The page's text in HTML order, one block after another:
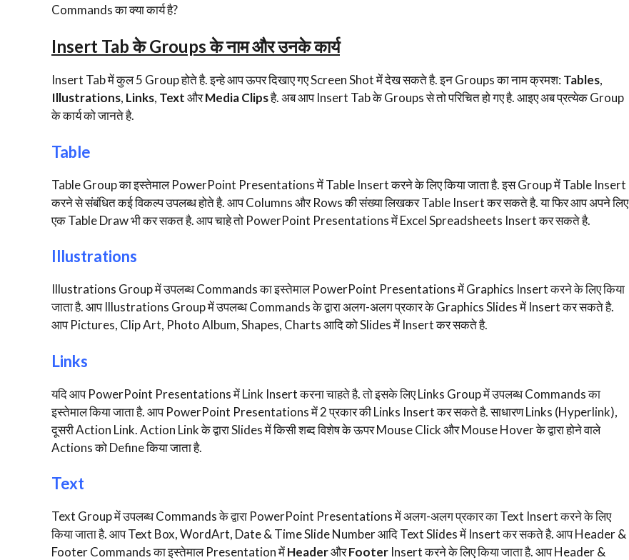
Commands का क्या कार्य है?
Insert Tab के Groups के नाम और उनके कार्य
Insert Tab में कुल 5 Group होते है. इन्हे आप ऊपर दिखाए गए Screen Shot में देख सकते है. इन Groups का नाम क्रमश: Tables,
Illustrations, Links, TextऔरMedia Clipsहै. अब आप Insert Tab के Groups से तो परिचित हो गए है. आइए अब प्रत्येक Group
के कार्य को जानते है.
Table
Table Group का इस्तेमाल PowerPoint Presentations में Table Insert करने के लिए किया जाता है. इस Group में Table Insert
करने से संबंधित कई विकल्प उपलब्ध होते है. आप Columns और Rows की संख्या लिखकर Table Insert कर सकते है. या फिर आप अपने लिए
एक Table Draw भी कर सकत है. आप चाहे तो PowerPoint Presentations में Excel Spreadsheets Insert कर सकते है.
Illustrations
Illustrations Group में उपलब्ध Commands का इस्तेमाल PowerPoint Presentations में Graphics Insert करने के लिए किया
जाता है. आप Illustrations Group में उपलब्ध Commands के द्वारा अलग-अलग प्रकार के Graphics Slides में Insert कर सकते है.
आप Pictures, Clip Art, Photo Album, Shapes, Charts आदि को Slides में Insert कर सकते है.
Links
यदि आप PowerPoint Presentations में Link Insert करना चाहते है. तो इसके लिए Links Group में उपलब्ध Commands का
इस्तेमाल किया जाता है. आप PowerPoint Presentations में 2 प्रकार की Links Insert कर सकते है. साधारण Links (Hyperlink),
दूसरी Action Link. Action Link के द्वारा Slides में किसी शब्द विशेष के ऊपर Mouse Click और Mouse Hover के द्वारा होने वाले
Actions को Define किया जाता है.
Text
Text Group में उपलब्ध Commands के द्वारा PowerPoint Presentations में अलग-अलग प्रकार का Text Insert करने के लिए
किया जाता है. आप Text Box, WordArt, Date & Time Slide Number आदि Text Slides में Insert कर सकते है. आप Header &
Footer Commands का इस्तेमाल Presentation मेंHeaderऔरFooter Insert करने के लिए किया जाता है. आप Header &